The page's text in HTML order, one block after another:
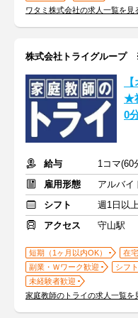
ワタミ株式会社の求人一覧を見
株式会社トライグループ
★
0
給与
1コマ(60
雇用形態
アルバイ
シフト
週1日以
アクセス
守山駅
短期（1ヶ月以内OK）
在
副業・Ｗワーク歓迎
シフ
未経験者歓迎
家庭教師のトライの求人一覧を